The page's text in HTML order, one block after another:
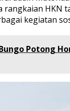
rangkaian HKN
kegiatan
Potong